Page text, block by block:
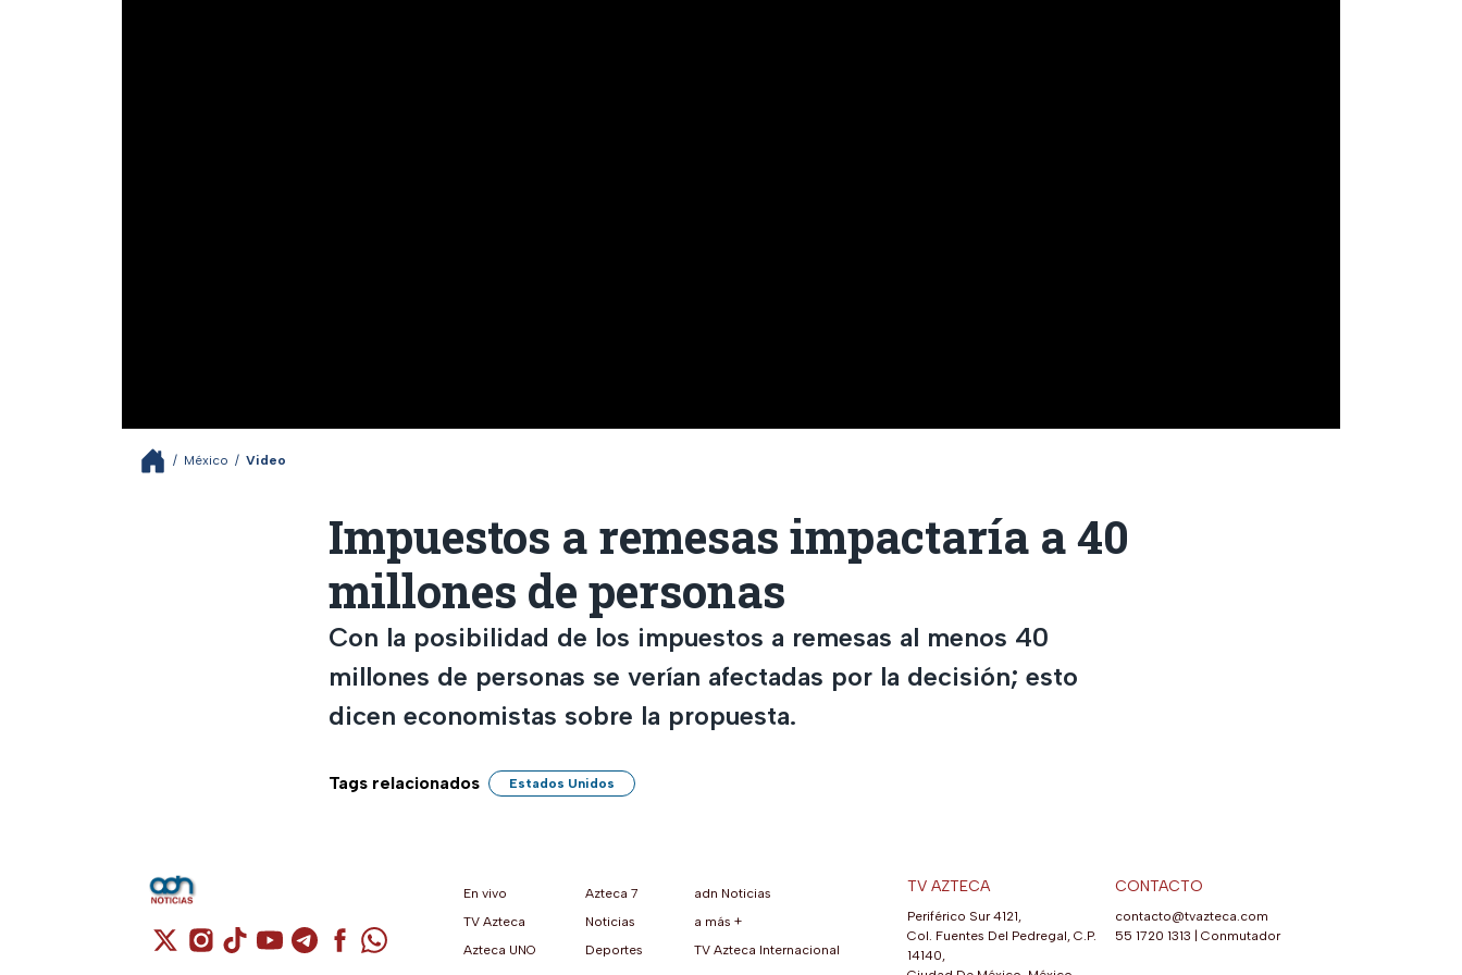
/ México / Video
Impuestos a remesas impactaría a 40
millones de personas
Con la posibilidad de los impuestos a remesas al menos 40
millones de personas se verían afectadas por la decisión; esto
dicen economistas sobre la propuesta.
Tags relacionados Estados Unidos
Cuenta de X / Twitter (se abre en una nueva pestaña)
Cuenta de Instagram (se abre en una nueva pestaña)
Cuenta de TikTok (se abre en una nueva pestaña)
Cuenta de YouTube (se abre en una nueva pestaña)
Cuenta de Telegram (se abre en una nueva pestaña)
Cuenta de Facebook (se abre en una nueva pestaña)
Cuenta de WhatsApp (se abre en una nueva pestaña)
En vivo
TV Azteca
Azteca UNO
Azteca 7
Noticias
Deportes
adn Noticias
a más +
TV Azteca Internacional
TV AZTECA
Periférico Sur 4121,
Col. Fuentes Del Pedregal, C.P.
14140,
CONTACTO
contacto@tvazteca.com
55 1720 1313 | Conmutador